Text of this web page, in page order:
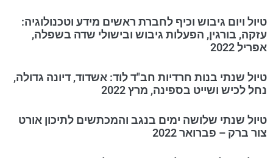
טיול ויום גיבוש וכיף לחברת ראשים מידע וטכנולוגיה:
עזקה, בורגין, הפעלות גיבוש ובישולי שדה בשפלה,
אפריל 2022
טיול שנתי בנות חרדיות חב"ד לוד: אשדוד, דיונה גדולה,
נחל לכיש ושייט בספינה, מרץ 2022
טיול שנתי שלושה ימים בנגב והמכתשים לתיכון אורט
צור ברק – פברואר 2022